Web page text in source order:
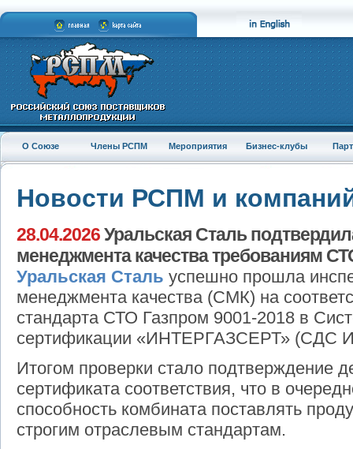
О Союзе Члены РСПМ Мероприятия Бизнес-клубы
Новости РСПМ и
28.04.2026Уральская Сталь
менеджмента качества требованиям
Уральская Сталь успешно прошла
менеджмента качества (СМК) на
стандарта СТО Газпром 9001-2018 в
сертификации «ИНТЕРГАЗСЕРТ» (СДС
Итогом проверки стало подтверждение
сертификата соответствия, что в
способность комбината поставлять
строгим отраслевым стандартам.